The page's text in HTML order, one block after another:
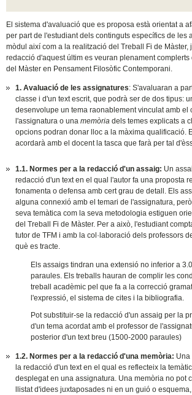
El sistema d'avaluació que es proposa està orientat a
per part de l'estudiant dels continguts específics de les
mòdul així com a la realització del Treball Fi de Màster,
redacció d'aquest últim es veuran plenament
del Màster en Pensament Filosòfic Contemporani.
1. Avaluació de les assignatures: S'avaluaran a
classe i d'un text escrit, que podrà ser de dos tipus:
desenvolupe un tema raonablement vinculat amb el
l'assignatura o una memòria dels temes explicats a
opcions podran donar lloc a la màxima qualificació.
acordarà amb el docent la tasca que farà per tal
1.1. Normes per a la redacció d'un assaig: Un
redacció d'un text en el qual l'autor fa una proposta
fonamenta o defensa amb cert grau de detall. Els
alguna connexió amb el temari de l'assignatura,
seva temàtica com la seva metodologia estiguen
del Treball Fi de Màster. Per a això, l'estudiant
tutor de TFM i amb la col·laboració dels professors
què es tracte.
Els assaigs tindran una extensió no inferior a
paraules. Els treballs hauran de complir les
treball acadèmic pel que fa a la correcció
l'expressió, el sistema de cites i la bibliografia.
Pot substituir-se la redacció d'un assaig per la
d'un tema acordat amb el professor de
posterior d'un text breu (1500-2000 paraules)
1.2. Normes per a la redacció d'una memòria: Una
la redacció d'un text en el qual es reflecteix la
desplegat en una assignatura. Una memòria no pot
llistat d'idees juxtaposades ni en un guió o